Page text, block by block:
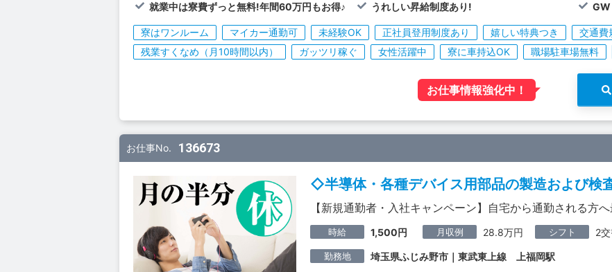
就業中は寮費ずっと無料!年間60万円もお得♪ うれしい昇給制度あり! GW
寮はワンルーム マイカー通勤可 未経験OK 正社員登用制度あり 嬉しい特典つき
交通費
残業すくなめ（月10時間以内）
ガッツリ稼ぐ 女性活躍中 寮に車持込OK 職場駐車場無料
お仕事情報強化中！
お仕事No. 136673
◇半導体・各種デバイス用部品の製造および検
【新規通勤者・入社キャンペーン】自宅から通勤される方
時給 1,500円 月収例 28.8万円 シフト 2
勤務地 埼玉県ふじみ野市｜東武東上線 上福岡駅